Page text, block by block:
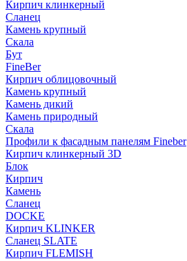
Кирпич клинкерный
Сланец
Камень крупный
Скала
Бут
FineBer
Кирпич облицовочный
Камень крупный
Камень дикий
Камень природный
Скала
Профили к фасадным панелям Fineber
Кирпич клинкерный 3D
Блок
Кирпич
Камень
Сланец
DOCKE
Кирпич KLINKER
Сланец SLATE
Кирпич FLEMISH